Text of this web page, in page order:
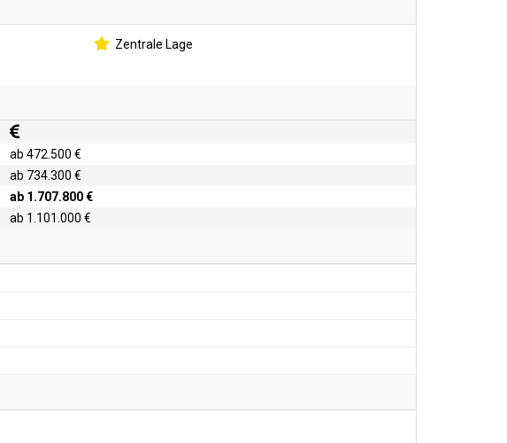
Zentrale Lage
ab 472.500 €
ab 734.300 €
ab 1.707.800 €
ab 1.101.000 €